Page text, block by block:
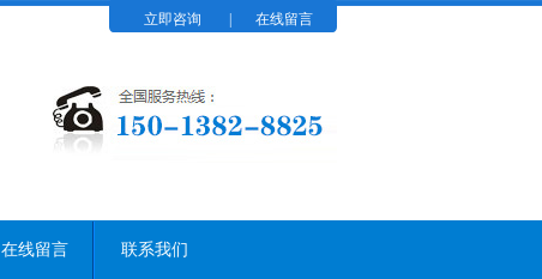
立即咨询 在线留言
在线留言 联系我们